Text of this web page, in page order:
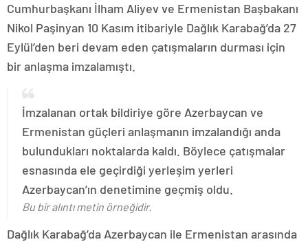
Cumhurbaşkanı İlham Aliyev ve Ermenistan Başbakanı
Nikol Paşinyan 10 Kasım itibariyle Dağlık Karabağ’da 27
Eylül’den beri devam eden çatışmaların durması için
bir anlaşma imzalamıştı.
İmzalanan ortak bildiriye göre Azerbaycan ve
Ermenistan güçleri anlaşmanın imzalandığı anda
bulundukları noktalarda kaldı. Böylece çatışmalar
esnasında ele geçirdiği yerleşim yerleri
Azerbaycan’ın denetimine geçmiş oldu.
Bu bir alıntı metin örneğidir.
Dağlık Karabağ’da Azerbaycan ile Ermenistan arasında